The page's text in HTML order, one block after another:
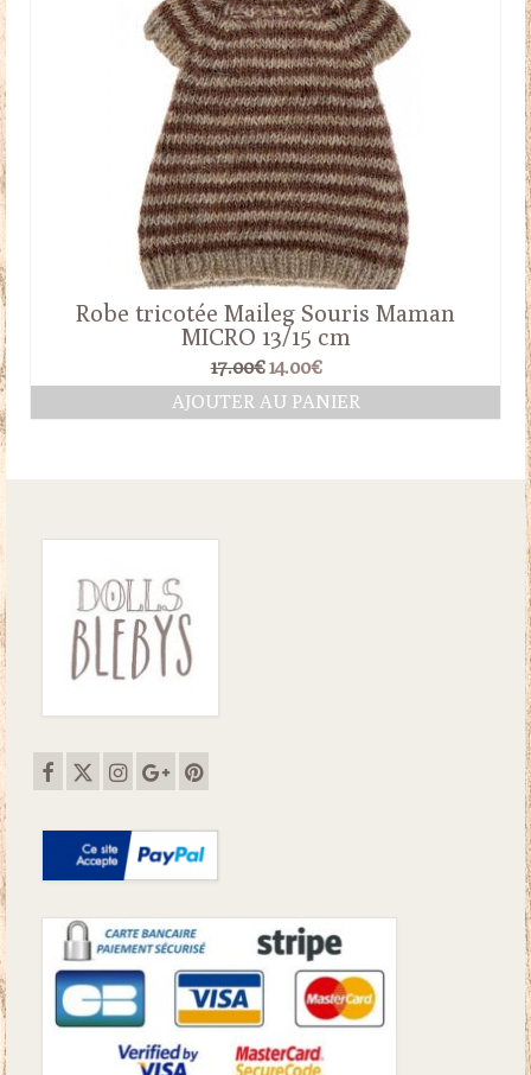
Robe tricotée Maileg Souris Maman
MICRO 13/15 cm
17.00€ Le
prix
initial
14.00€Le
prix
actuel
AJOUTER AU PANIER